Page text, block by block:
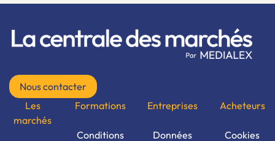
Nous contacter
Les
marchés
Formations
Conditions
Entreprises
Données
Acheteurs
Cookies